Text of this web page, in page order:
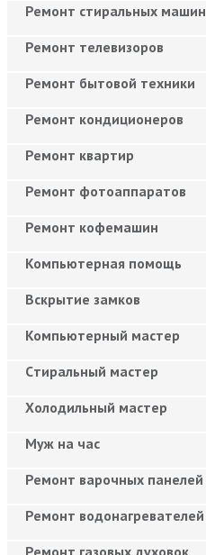
Ремонт стиральных машин
Ремонт телевизоров
Ремонт бытовой техники
Ремонт кондиционеров
Ремонт квартир
Ремонт фотоаппаратов
Ремонт кофемашин
Компьютерная помощь
Вскрытие замков
Компьютерный мастер
Cтиральный мастер
Холодильный мастер
Муж на час
Ремонт варочных панелей
Ремонт водонагревателей
Ремонт газовых духовок